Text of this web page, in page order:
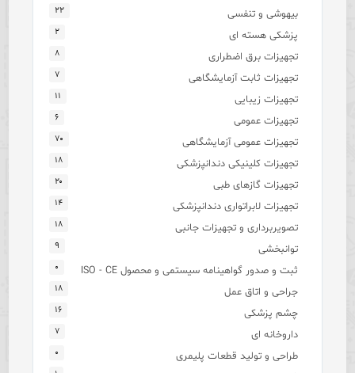
بیهوشی و تنفسی ۲۲
پزشکی هسته ای ۲
تجهیزات برق اضطراری ۸
تجهیزات ثابت آزمایشگاهی ۷
تجهیزات زیبایی ۱۱
تجهیزات عمومی ۶
تجهیزات عمومی آزمایشگاهی ۷۰
تجهیزات کلینیکی دندانپزشکی ۱۸
تجهیزات گازهای طبی ۲۰
تجهیزات لابراتواری دندانپزشکی ۱۴
تصویربرداری و تجهیزات جانبی ۱۸
توانبخشی ۹
ثبت و صدور گواهینامه سیستمی و محصول ISO - CE ۰
جراحی و اتاق عمل ۱۸
چشم پزشکی ۱۶
داروخانه ای ۷
طراحی و تولید قطعات پلیمری ۰